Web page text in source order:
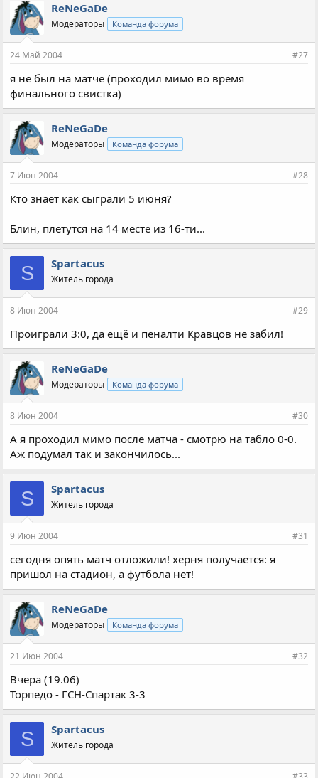
ReNeGaDe
Модераторы Команда форума
24 Май 2004 #27
я не был на матче (проходил мимо во время
финального свистка)
ReNeGaDe
Модераторы Команда форума
7 Июн 2004 #28
Кто знает как сыграли 5 июня?
Блин, плетутся на 14 месте из 16-ти...
S Spartacus
Житель города
8 Июн 2004 #29
Проиграли 3:0, да ещё и пеналти Кравцов не забил!
ReNeGaDe
Модераторы Команда форума
8 Июн 2004 #30
А я проходил мимо после матча - смотрю на табло 0-0.
Аж подумал так и закончилось...
S Spartacus
Житель города
9 Июн 2004 #31
сегодня опять матч отложили! херня получается: я
пришол на стадион, а футбола нет!
ReNeGaDe
Модераторы Команда форума
21 Июн 2004 #32
Вчера (19.06)
Торпедо - ГСН-Спартак 3-3
S Spartacus
Житель города